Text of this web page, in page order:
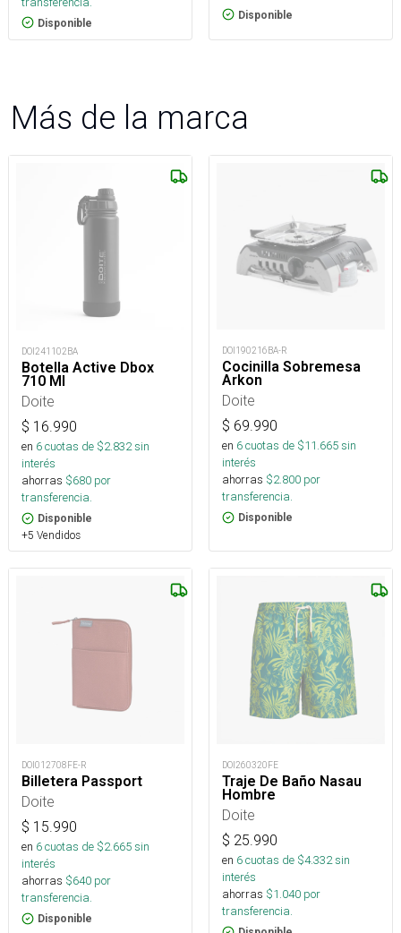
Disponible
Disponible
Más de la marca
DOI241102BA
Botella Active Dbox
710 Ml
Doite
$ 16.990
en 6cuotas de $2.832sin
interés
ahorras $680 por
transferencia.
Disponible
+5 Vendidos
DOI190216BA-R
Cocinilla Sobremesa
Arkon
Doite
$ 69.990
en 6cuotas de $11.665sin
interés
ahorras $2.800 por
transferencia.
Disponible
DOI012708FE-R
Billetera Passport
Doite
$ 15.990
en 6cuotas de $2.665sin
interés
ahorras $640 por
transferencia.
Disponible
DOI260320FE
Traje De Baño Nasau
Hombre
Doite
$ 25.990
en 6cuotas de $4.332sin
interés
ahorras $1.040 por
transferencia.